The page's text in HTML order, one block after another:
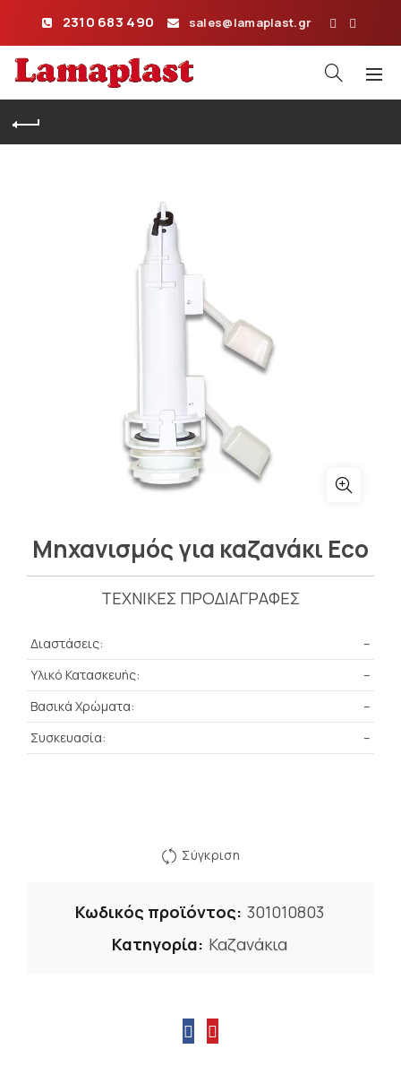
2310 683 490 sales@lamaplast.gr
Μηχανισμός για καζανάκι Eco
ΤΕΧΝΙΚΕΣ ΠΡΟΔΙΑΓΡΑΦΕΣ
Διαστάσεις:
–
Υλικό Κατασκευής:
–
Βασικά Χρώματα:
–
Συσκευασία:
–
Σύγκριση
Κωδικός προϊόντος: 301010803
Κατηγορία: Καζανάκια